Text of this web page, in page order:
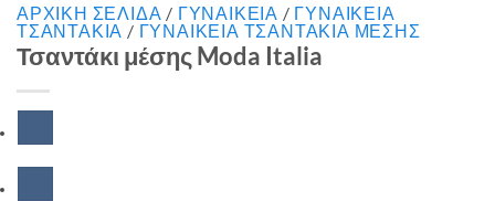
ΑΡΧΙΚΉ ΣΕΛΊΔΑ / ΓΥΝΑΙΚΕΙΑ / ΓΥΝΑΙΚΕΙΑ
ΤΣΑΝΤΑΚΙΑ / ΓΥΝΑΙΚΕΙΑ ΤΣΑΝΤΑΚΙΑ ΜΕΣΗΣ
Τσαντάκι μέσης Moda Italia